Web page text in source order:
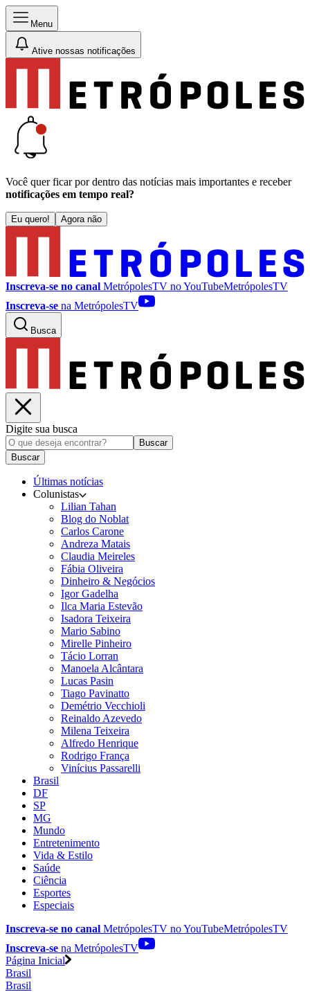
Menu
Ative nossas notificações
Você quer ficar por dentro das notícias mais importantes e receber
notificações em tempo real?
Eu quero! Agora não
Inscreva-se no canal MetrópolesTV noYouTubeMetrópolesTV
Inscreva-se na MetrópolesTV
Busca
Digite sua busca
Buscar
Buscar
Últimas notícias
Colunistas
Lilian Tahan
Blog do Noblat
Carlos Carone
Andreza Matais
Claudia Meireles
Fábia Oliveira
Dinheiro & Negócios
Igor Gadelha
Ilca Maria Estevão
Isadora Teixeira
Mario Sabino
Mirelle Pinheiro
Tácio Lorran
Manoela Alcântara
Lucas Pasin
Tiago Pavinatto
Demétrio Vecchioli
Reinaldo Azevedo
Milena Teixeira
Alfredo Henrique
Rodrigo França
Vinícius Passarelli
Brasil
DF
SP
MG
Mundo
Entretenimento
Vida & Estilo
Saúde
Ciência
Esportes
Especiais
Inscreva-se no canal MetrópolesTV noYouTubeMetrópolesTV
Inscreva-se na MetrópolesTV
Página Inicial
Brasil
Brasil